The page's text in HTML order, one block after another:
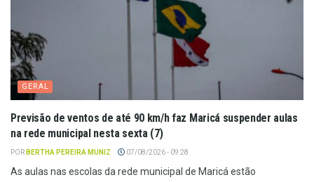
GERAL
Previsão de ventos de até 90 km/h faz Maricá suspender aulas
na rede municipal nesta sexta (7)
POR BERTHA PEREIRA MUNIZ 07/08/2026 - 09:28
As aulas nas escolas da rede municipal de Maricá estão